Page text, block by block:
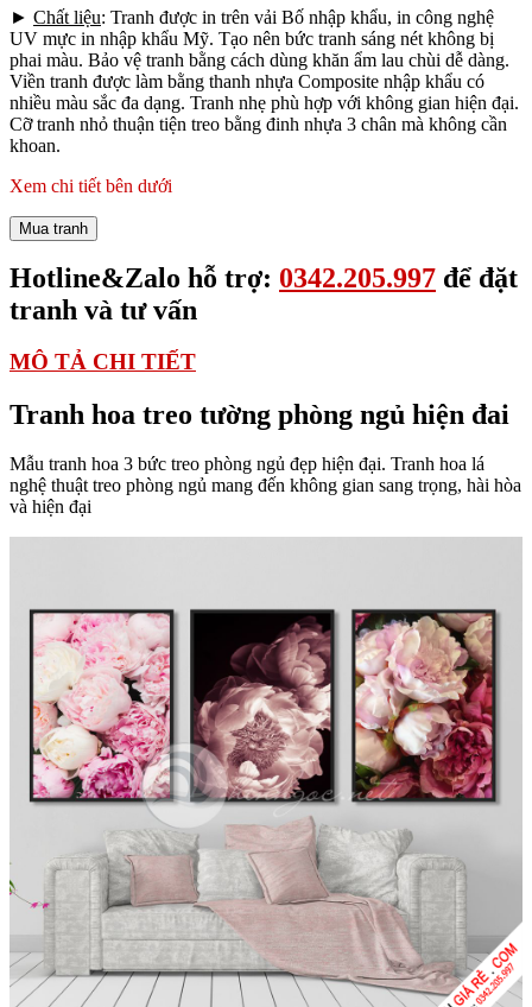
► Chất liệu: Tranh được in trên vải Bố nhập khẩu, in công nghệ
UV mực in nhập khẩu Mỹ. Tạo nên bức tranh sáng nét không bị
phai màu. Bảo vệ tranh bằng cách dùng khăn ẩm lau chùi dễ dàng.
Viền tranh được làm bằng thanh nhựa Composite nhập khẩu có
nhiều màu sắc đa dạng. Tranh nhẹ phù hợp với không gian hiện đại.
Cỡ tranh nhỏ thuận tiện treo bằng đinh nhựa 3 chân mà không cần
khoan.
Xem chi tiết bên dưới
Mua tranh
Hotline&Zalo hỗ trợ: 0342.205.997 để đặt
tranh và tư vấn
MÔ TẢ CHI TIẾT
Tranh hoa treo tường phòng ngủ hiện đai
Mẫu tranh hoa 3 bức treo phòng ngủ đẹp hiện đại. Tranh hoa lá
nghệ thuật treo phòng ngủ mang đến không gian sang trọng, hài hòa
và hiện đại